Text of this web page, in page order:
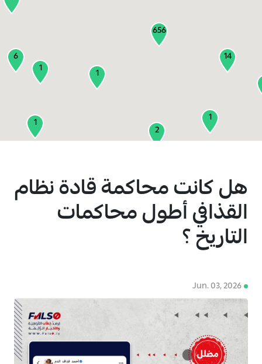
14
2
656
6
1
1 1
1
هل كانت محاكمة قادة نظام
القذافي أطول محاكمات
التاريخ ؟
Jun. 03, 2026